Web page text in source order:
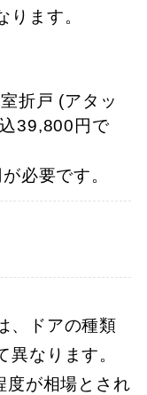
ります。
折戸 (アタッ
39,800円で
必要です。
、ドアの種類
なります。
度が相場とされ